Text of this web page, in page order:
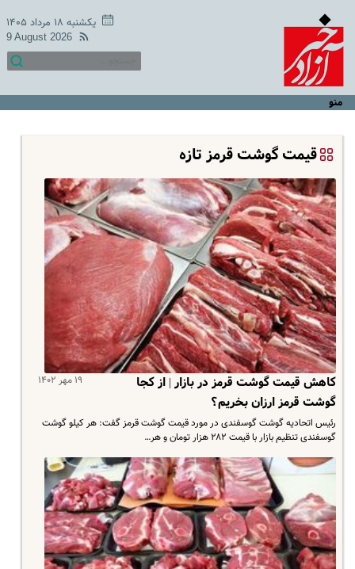
یکشنبه ۱۸ مرداد ۱۴۰۵
9 August 2026
منو
قیمت گوشت قرمز تازه
۱۹ مهر ۱۴۰۲
کاهش قیمت گوشت قرمز در بازار | از کجا
گوشت قرمز ارزان بخریم؟
رئیس اتحادیه گوشت گوسفندی در مورد قیمت گوشت قرمز گفت: هر کیلو گوشت
گوسفندی تنظیم بازار با قیمت ۲۸۲ هزار تومان و هر…